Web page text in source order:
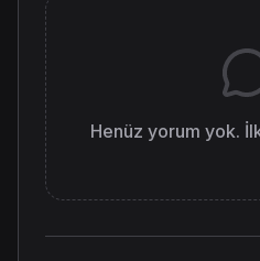
Henüz yorum yok.